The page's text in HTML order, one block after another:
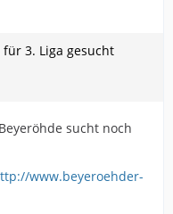
für 3. Liga gesucht
sucht noch
www.beyeroehder-